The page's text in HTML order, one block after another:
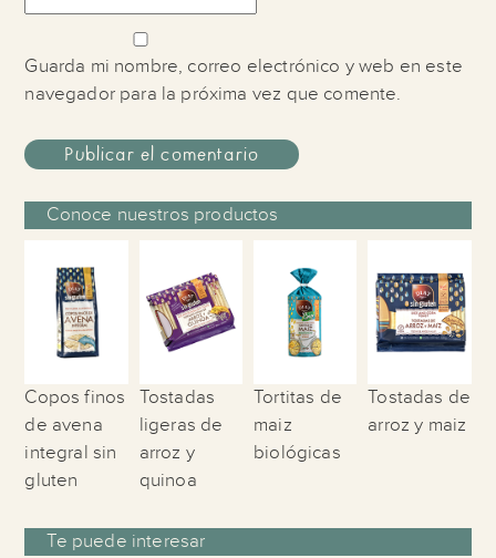
Guarda mi nombre, correo electrónico y web en este
navegador para la próxima vez que comente.
Conoce nuestros productos
Copos finos
de avena
integral sin
gluten
Tostadas
ligeras de
arroz y
quinoa
Tortitas de
maiz
biológicas
Tostadas de
arroz y maiz
Te puede interesar